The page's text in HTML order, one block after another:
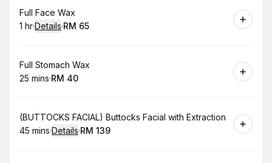
Book
Full Face Wax
. Duration:
1 hr·Details·
.Price
RM 65
Book
Full Stomach Wax
.Duration
25 mins·
.Price
RM 40
Book
(BUTTOCKS FACIAL) Buttocks Facial with Extraction
.Duration:
45 mins·Details·
.Price:
RM 139